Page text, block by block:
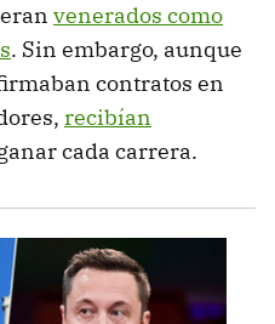
venerados como
. Sin embargo, aunque
contratos en
recibían
cada carrera.